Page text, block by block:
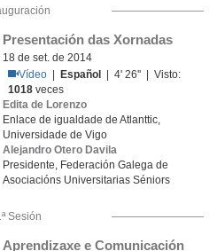
Presentación das Xornadas
18 de set. de 2014
Vídeo
Español
| 4' 26'' | Visto:
1018 veces
Edita de Lorenzo
Enlace de igualdade de Atlanttic,
Universidade de Vigo
Alejandro Otero Davila
Presidente, Federación Galega de
Asociacións Universitarias Séniors
Sesión
Aprendizaxe e Comunicación